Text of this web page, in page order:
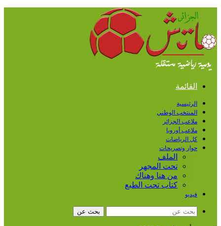
القائمة
الرئيسية
المنتخب الوطني
ملاعب الجزائر
ملاعب أوروبا
كل الرياضات
حوار وتصريحات
الملف
تحت المجهر
من هنا وهناك
كتاب تحت الطبع
فيديو
بحث عن